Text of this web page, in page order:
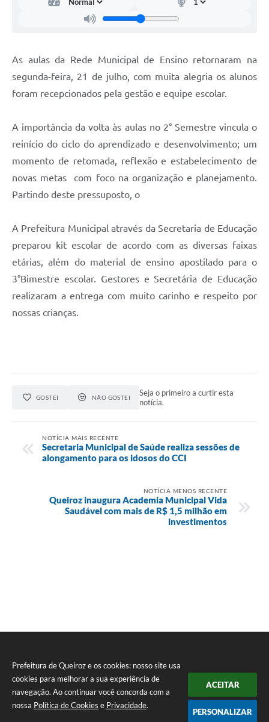
Prefeitura de Queiroz e os cookies: nosso site usa
cookies para melhorar a sua experiência de
navegação. Ao continuar você concorda com a
nossa Política de Cookies e Privacidade.
ACEITAR
PERSONALIZAR
As aulas da Rede Municipal de Ensino retornaram na
segunda-feira, 21 de julho, com muita alegria os alunos
foram recepcionados pela gestão e equipe escolar.
A importância da volta às aulas no 2° Semestre vincula o
reinício do ciclo do aprendizado e desenvolvimento; um
momento de retomada, reflexão e estabelecimento de
novas metas com foco na organização e planejamento.
Partindo deste pressuposto, o
A Prefeitura Municipal através da Secretaria de Educação
preparou kit escolar de acordo com as diversas faixas
etárias, além do material de ensino apostilado para o
3°Bimestre escolar. Gestores e Secretária de Educação
realizaram a entrega com muito carinho e respeito por
nossas crianças.
GOSTEI NÃO GOSTEI
Seja o primeiro a curtir esta
notícia.
NOTÍCIA MAIS RECENTE
Secretaria Municipal de Saúde realiza sessões de
alongamento para os idosos do CCI
NOTÍCIA MENOS RECENTE
Queiroz inaugura Academia Municipal Vida
Saudável com mais de R$ 1,5 milhão em
investimentos